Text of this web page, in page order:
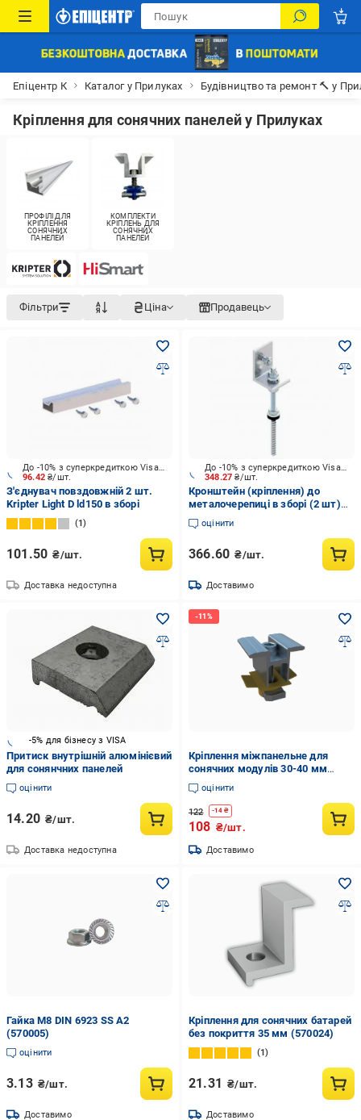
Епіцентр К Каталог у Прилуках Будівництво та ремонт 🔨 у
Кріплення для сонячних панелей у Прилуках
ПРОФІЛІ ДЛЯ
КРІПЛЕННЯ
СОНЯЧНИХ
ПАНЕЛЕЙ
КОМПЛЕКТИ
КРІПЛЕНЬ ДЛЯ
СОНЯЧНИХ
ПАНЕЛЕЙ
Фільтри Ціна Продавець
96.42₴/шт.
До -10% з суперкредиткою Visa Вигода
З'єднувач повздовжній 2 шт.
Kripter Light D ld150 в зборі
1
101.50 ₴/шт.
Доставка недоступна
348.27₴/шт.
До -10% з суперкредиткою Visa Вигода
Кронштейн (кріплення) до
металочерепиці в зборі (2 шт)
Kripter
оцінити
366.60 ₴/шт.
Доставимо
-5% для бізнесу з VISA
Притиск внутрішній алюмінієвий
для сонянчних панелей
оцінити
14.20 ₴/шт.
Доставка недоступна
Кріплення міжпанельне для
сонячних модулів 30-40 мм
(0156)
оцінити
122 -14 ₴
108 ₴/шт.
Доставимо
Гайка М8 DIN 6923 SS A2
(570005)
оцінити
3.13 ₴/шт.
Доставимо
Кріплення для сонячних батарей
без покриття 35 мм (570024)
1
21.31 ₴/шт.
Доставимо